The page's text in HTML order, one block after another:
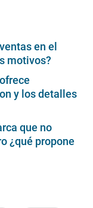
en el
motivos?
y los detalles
que no
¿qué propone